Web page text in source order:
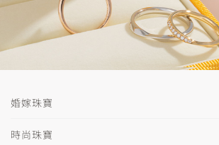
婚嫁珠寶
時尚珠寶